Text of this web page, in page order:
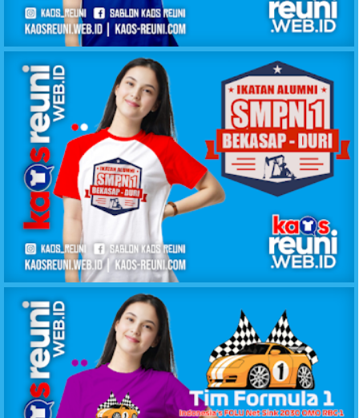
KAOS REUNI ALUMNI 88 SMPN LIMBANANG
KAOS REUNI ALUMNI SMPN1 DURI